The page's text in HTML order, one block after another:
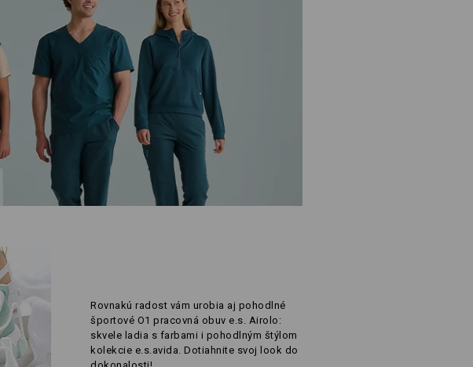
Rovnakú radost vám urobia aj pohodlné
športové O1 pracovná obuv e.s. Airolo:
skvele ladia s farbami i pohodlným štýlom
kolekcie e.s.avida. Dotiahnite svoj look do